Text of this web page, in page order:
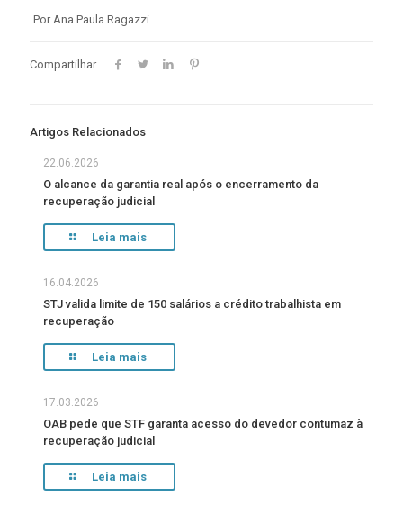
Por Ana Paula Ragazzi
Compartilhar
Artigos Relacionados
22.06.2026
O alcance da garantia real após o encerramento da
recuperação judicial
Leia mais
16.04.2026
STJ valida limite de 150 salários a crédito trabalhista em
recuperação
Leia mais
17.03.2026
OAB pede que STF garanta acesso do devedor contumaz à
recuperação judicial
Leia mais